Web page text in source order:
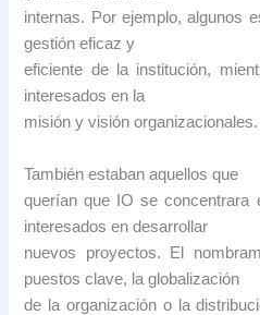
internas. Por ejemplo, algunos
gestión eficaz y
eficiente de la institución,
interesados en la
misión y visión organizacionales.
También estaban aquellos que
querían que IO se concentrara
interesados en desarrollar
nuevos proyectos. El
puestos clave, la globalización
de la organización o la